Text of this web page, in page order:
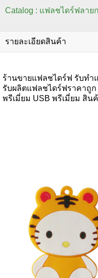
Catalog : แฟลชไดร์ฟลาย
รายละเอียดสินค้า
ร้านขายแฟลชไดร์ฟ รับท
รับผลิตแฟลชไดร์ฟราคาถู
พรีเมี่ยม USB พรีเมี่ยม สิน